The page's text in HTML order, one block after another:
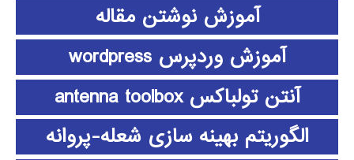
آموزش نوشتن مقاله
آموزش وردپرس wordpress
آنتن تولباکس antenna toolbox
الگوریتم بهینه سازی شعله-پروانه